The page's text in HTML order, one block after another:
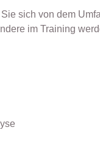
sich von dem
im Training